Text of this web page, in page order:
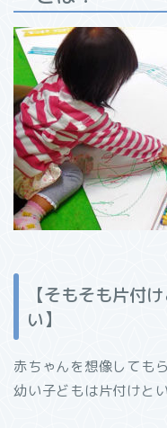
【そもそも片付
い】
赤ちゃんを想像しても
幼い子どもは片付けと